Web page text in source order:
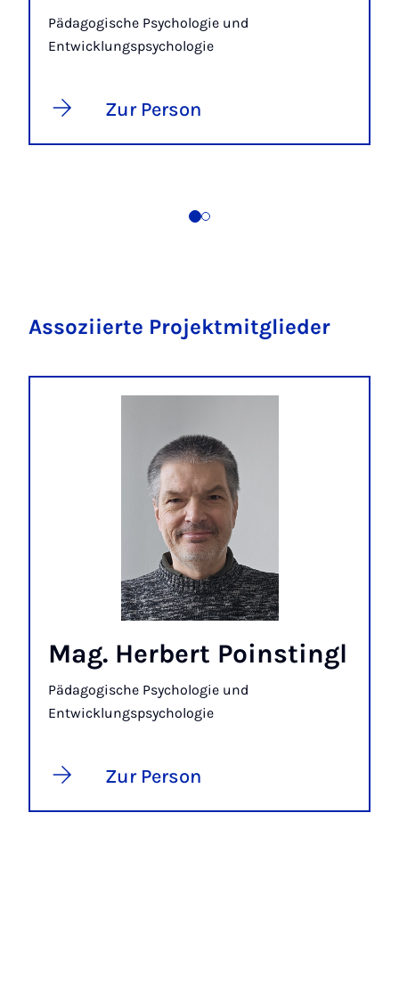
Pädagogische Psychologie und
Entwicklungspsychologie
Zur Person
Assoziierte Projektmitglieder
Mag. Herbert Poinstingl
Pädagogische Psychologie und
Entwicklungspsychologie
Zur Person